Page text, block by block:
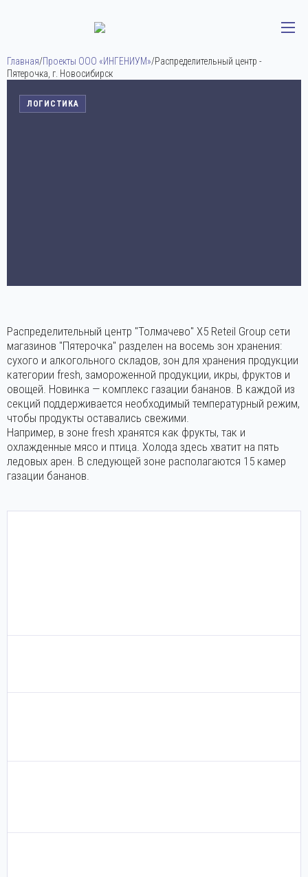
Главная/Проекты ООО «ИНГЕНИУМ»/Распределительный центр -
Пятерочка, г. Новосибирск
ЛОГИСТИКА
Распределительный центр "Толмачево" X5 Reteil Group сети
магазинов "Пятерочка" разделен на восемь зон хранения:
сухого и алкогольного складов, зон для хранения продукции
категории fresh, замороженной продукции, икры, фруктов и
овощей. Новинка — комплекс газации бананов. В каждой из
секций поддерживается необходимый температурный режим,
чтобы продукты оставались свежими.
Например, в зоне fresh хранятся как фрукты, так и
охлажденные мясо и птица. Холода здесь хватит на пять
ледовых арен. В следующей зоне располагаются 15 камер
газации бананов.